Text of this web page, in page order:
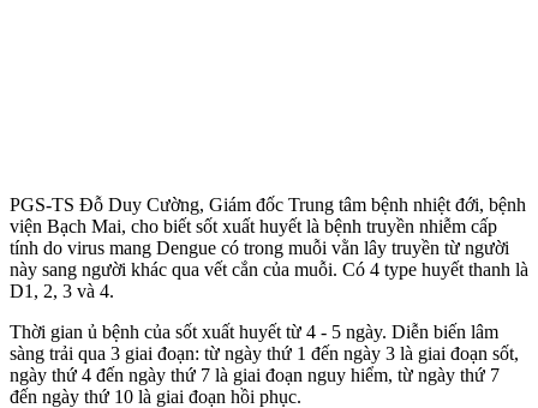
PGS-TS Đỗ Duy Cường, Giám đốc Trung tâm bệnh nhiệt đới, bệnh
viện Bạch Mai, cho biết sốt xuất huyết là bệnh truyền nhiễm cấp
tính do virus mang Dengue có trong muỗi vằn lây truyền từ người
này sang người khác qua vết cắn của muỗi. Có 4 type huyết thanh là
D1, 2, 3 và 4.
Thời gian ủ bệnh của sốt xuất huyết từ 4 - 5 ngày. Diễn biến lâm
sàng trải qua 3 giai đoạn: từ ngày thứ 1 đến ngày 3 là giai đoạn sốt,
ngày thứ 4 đến ngày thứ 7 là giai đoạn nguy hiểm, từ ngày thứ 7
đến ngày thứ 10 là giai đoạn hồi phục.